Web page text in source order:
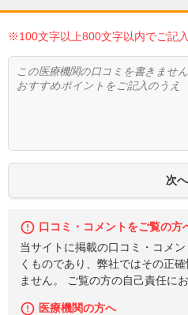
※100文字以上800文字以内でご記
口コミ・コメントをご覧の方
当サイトに掲載の口コミ・コメ
くものであり、弊社ではその正
ません。 ご覧の方の自己責任に
医療機関の方へ